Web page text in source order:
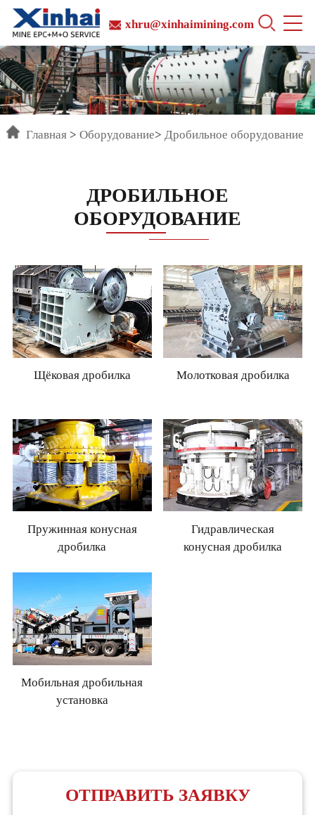
xhru@xinhaimining.com
Главная >Оборудование>Дробильное оборудование
ДРОБИЛЬНОЕ
ОБОРУДОВАНИЕ
Щёковая дробилка Молотковая дробилка
Пружинная конусная
дробилка
Гидравлическая
конусная дробилка
Мобильная дробильная
установка
ОТПРАВИТЬ ЗАЯВКУ